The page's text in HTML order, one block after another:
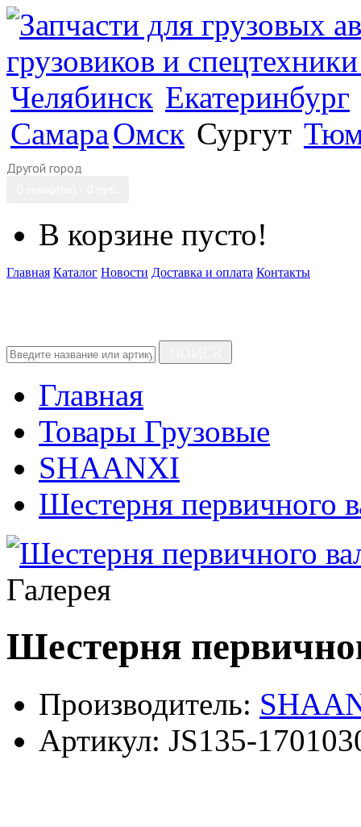
Челябинск Екатеринбург
СамараОмск Сургут
Другой город
В корзине пусто!
Главная Каталог Новости Доставка и оплата Контакты
Главная
Товары Грузовые
SHAANXI
Шестерня первичного
Галерея
Шестерня
Производитель:
Артикул: JS135-